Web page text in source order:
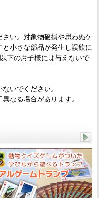
い。対象物破損や思わぬケ
小さな部品が発生し誤飲に
下のお子様には与えないで
いでください。
なる場合があります。